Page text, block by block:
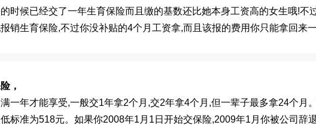
时候已经交了一年生育保险而且缴的基数还比她本身工资高的女生哦!不
销生育保险,不过你没补贴的4个月工资拿,而且该报的费用你只能拿回来一
，
一年才能享受,一般交1年拿2个月 ,交2年拿4个月 ,但一辈子最多拿24个月
标准为518元。如果你2008年1 月 1 日开始交保险,2009年1 月你被公司辞